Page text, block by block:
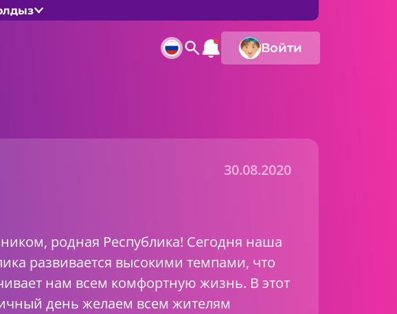
Войти
30.08.2020
родная Республика! Сегодня наша
развивается высокими темпами, что
нам всем комфортную жизнь. В этот
день желаем всем жителям